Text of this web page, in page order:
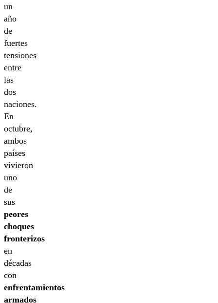
un
año
de
fuertes
tensiones
entre
las
dos
naciones.
En
octubre,
ambos
países
vivieron
uno
de
sus
peores
choques
fronterizos
en
décadas
con
enfrentamientos
armados